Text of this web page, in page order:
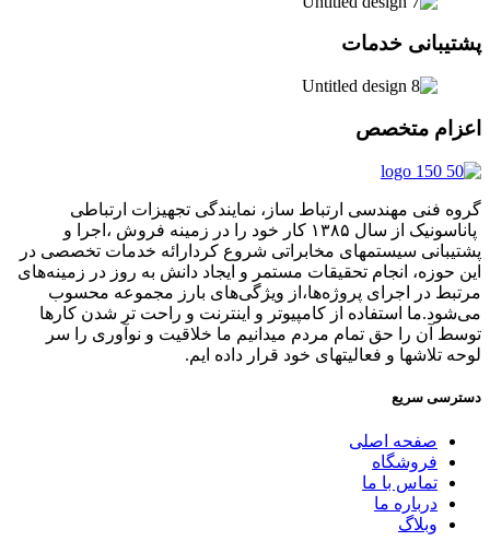
خدمات
متخصص
فنی مهندسی ارتباط ساز، نمایندگی تجهیزات ارتباطی
پاناسونیک از سال ۱۳۸۵ کار خود را در زمینه فروش ،اجرا و
سیستمهای مخابراتی شروع کردارائه خدمات تخصصی در
انجام تحقیقات مستمر و ایجاد دانش به‌ روز در زمینه‌های
در اجرای پروژه‌ها،از ویژگی‌های بارز مجموعه محسوب
استفاده از کامپیوتر و اینترنت و راحت تر شدن کارها
آن را حق تمام مردم میدانیم ما خلاقیت و نوآوری را سر
تلاشها و فعالیتهای خود قرار داده ایم.
سریع
صفحه اصلی
فروشگاه
تماس با ما
درباره ما
وبلاگ